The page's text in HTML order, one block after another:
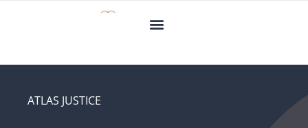
ATLAS JUSTICE